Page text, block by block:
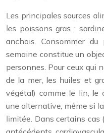
Les principales sources
les poissons gras :
anchois. Consommer
semaine constitue un
personnes. Pour ceux qui
de la mer, les huiles et
végétal) comme le lin, le
une alternative, même si
limitée. Dans certains